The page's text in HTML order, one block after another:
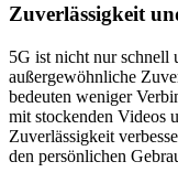
Zuverlässigkeit
5G ist nicht nur schnell
außergewöhnliche
bedeuten weniger
mit stockenden Videos
Zuverlässigkeit
den persönlichen